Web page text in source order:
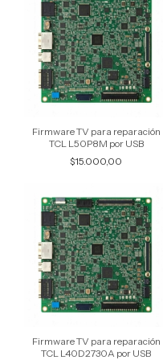
Firmware TV para reparación
TCL L50P8M por USB
$15.000,00
Firmware TV para reparación
TCL L40D2730A por USB